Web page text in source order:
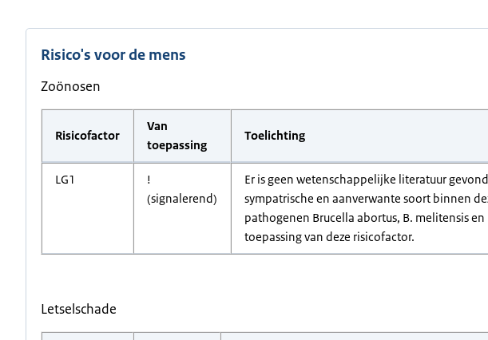
Risico's voor de mens
Zoönosen
Risicofactor
Van
toepassing
Toelichting
LG1
!
(signalerend)
Er is geen wetenschappelijke literatuur
sympatrische en aanverwante soort binnen
pathogenen Brucella abortus, B. melitensis
toepassing van deze risicofactor.
Letselschade